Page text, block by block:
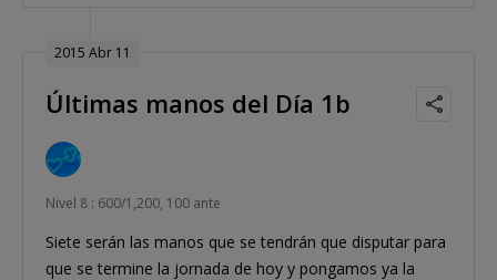
2015 Abr 11
Últimas manos del Día 1b
Nivel 8 : 600/1,200, 100 ante
Siete serán las manos que se tendrán que disputar para
que se termine la jornada de hoy y pongamos ya la